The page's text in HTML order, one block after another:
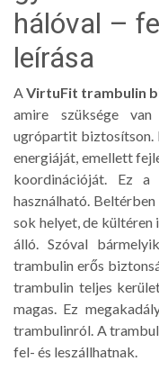
hálóval –
leírása
AVirtuFit trambulin
amire szüksége
ugrópartit biztosítson.
energiáját, emellett
koordinációját. Ez
használható.
sok helyet, de kültéren
álló. Szóval
trambulin erős
trambulin teljes
magas. Ez
trambulinról. A
fel- és leszállhatnak.